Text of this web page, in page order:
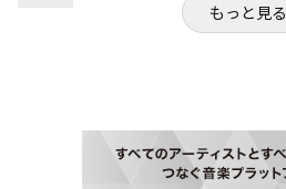
もっと見る